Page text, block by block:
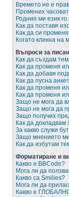
Времето не е
Промених
Родния ми език
Как да поставя
Как да си
Когато кликна
Въпроси за
Как да създам
Как да променя
Как да добавя
Как да пусна
Как да променя
Как да променя
Защо не мога да
Защо не мога да
Защо получих
Как да
За какво служи
Защо мнението
Как да избутам
Форматиране и
Какво е BBCode?
Мога ли да
Какво са Smilies?
Мога ли да
Какво е